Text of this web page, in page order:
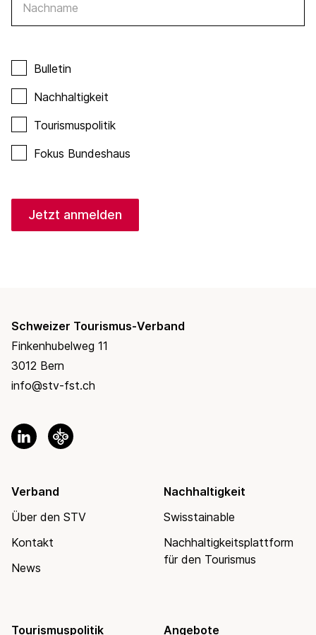
Nachname
Bulletin
Nachhaltigkeit
Tourismuspolitik
Fokus Bundeshaus
Jetzt anmelden
Schweizer Tourismus-Verband
Finkenhubelweg 11
3012 Bern
info@stv-fst.ch
Verband
Über den STV
Kontakt
News
Nachhaltigkeit
Swisstainable
Nachhaltigkeitsplattform
für den Tourismus
Tourismuspolitik Angebote